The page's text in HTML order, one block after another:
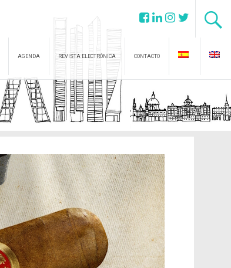
AGENDA REVISTA ELECTRÓNICA CONTACTO